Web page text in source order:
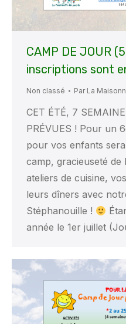
CAMP DE JOUR
inscriptions sont
Non classé Par La
CET ÉTÉ, 7
PRÉVUES ! Pour un
pour vos enfants
camp, gracieuseté de
ateliers de cuisine,
leurs dîners avec
Stéphanouille !
année le 1er juillet